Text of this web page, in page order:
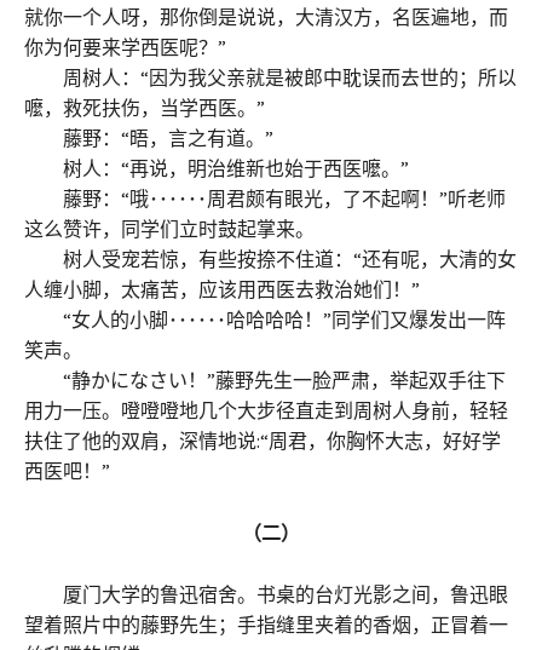
就你一个人呀，那你倒是说说，大清汉方，名医遍地，而
你为何要来学西医呢？”
周树人：“因为我父亲就是被郎中耽误而去世的；所以
嚒，救死扶伤，当学西医。”
藤野：“晤，言之有道。”
树人：“再说，明治维新也始于西医嚒。”
藤野：“哦･･････周君颇有眼光，了不起啊！”听老师
这么赞许，同学们立时鼓起掌来。
树人受宠若惊，有些按捺不住道：“还有呢，大清的女
人缠小脚，太痛苦，应该用西医去救治她们！”
“女人的小脚･･････哈哈哈哈！”同学们又爆发出一阵
笑声。
“静かになさい！”藤野先生一脸严肃，举起双手往下
用力一压。噔噔噔地几个大步径直走到周树人身前，轻轻
扶住了他的双肩，深情地说:“周君，你胸怀大志，好好学
西医吧！”
（二）
厦门大学的鲁迅宿舍。书桌的台灯光影之间，鲁迅眼
望着照片中的藤野先生；手指缝里夹着的香烟，正冒着一